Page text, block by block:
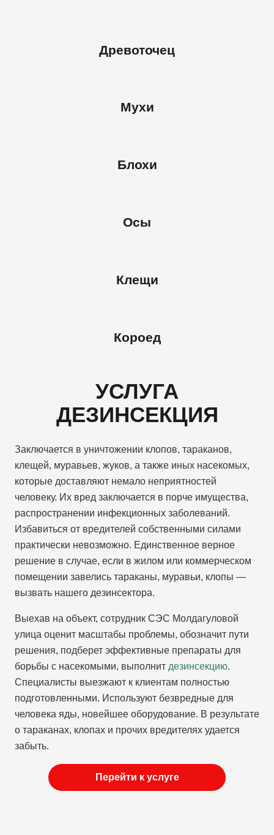
Древоточец
Мухи
Блохи
Осы
Клещи
Короед
УСЛУГА
ДЕЗИНСЕКЦИЯ
Заключается в уничтожении клопов, тараканов,
клещей, муравьев, жуков, а также иных насекомых,
которые доставляют немало неприятностей
человеку. Их вред заключается в порче имущества,
распространении инфекционных заболеваний.
Избавиться от вредителей собственными силами
практически невозможно. Единственное верное
решение в случае, если в жилом или коммерческом
помещении завелись тараканы, муравьи, клопы —
вызвать нашего дезинсектора.
Выехав на объект, сотрудник СЭС Молдагуловой
улица оценит масштабы проблемы, обозначит пути
решения, подберет эффективные препараты для
борьбы с насекомыми, выполнит дезинсекцию.
Специалисты выезжают к клиентам полностью
подготовленными. Используют безвредные для
человека яды, новейшее оборудование. В результате
о тараканах, клопах и прочих вредителях удается
забыть.
Перейти к услуге